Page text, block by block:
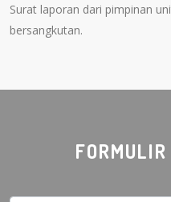
Surat laporan dari pimpinan
bersangkutan.